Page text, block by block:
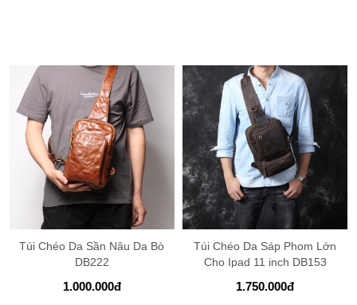
Túi Chéo Da Sần Nâu Da Bò
DB222
1.000.000đ
Túi Chéo Da Sáp Phom Lớn
Cho Ipad 11 inch DB153
1.750.000đ